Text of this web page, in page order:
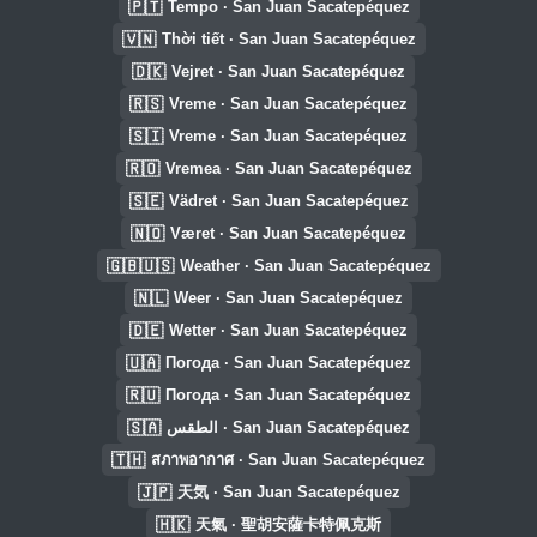
🇵🇹 Tempo · San Juan Sacatepéquez
🇻🇳 Thời tiết · San Juan Sacatepéquez
🇩🇰 Vejret · San Juan Sacatepéquez
🇷🇸 Vreme · San Juan Sacatepéquez
🇸🇮 Vreme · San Juan Sacatepéquez
🇷🇴 Vremea · San Juan Sacatepéquez
🇸🇪 Vädret · San Juan Sacatepéquez
🇳🇴 Været · San Juan Sacatepéquez
🇬🇧🇺🇸 Weather · San Juan Sacatepéquez
🇳🇱 Weer · San Juan Sacatepéquez
🇩🇪 Wetter · San Juan Sacatepéquez
🇺🇦 Погода · San Juan Sacatepéquez
🇷🇺 Погода · San Juan Sacatepéquez
🇸🇦 الطقس · San Juan Sacatepéquez
🇹🇭 สภาพอากาศ · San Juan Sacatepéquez
🇯🇵 天気 · San Juan Sacatepéquez
🇭🇰 天氣 · 聖胡安薩卡特佩克斯